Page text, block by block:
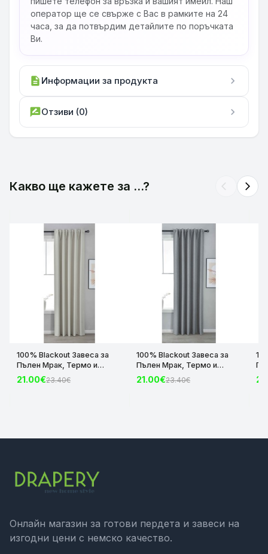
оператор ще се свърже с Вас в рамките на 24
часа, за да потвърдим детайлите по поръчката
Ви.
description Информации за продукта chevron_right
rate_reviewОтзиви (0) chevron_right
Какво ще кажете за ...? arrow_back_ios arrow_forward_ios
100% Blackout Завеса за
Пълен Мрак, Термо и
Шумоизолираща с коланче
цвят Крем, 175х140 и
21.00€23.40€
100% Blackout Завеса за
Пълен Мрак, Термо и
Шумоизолираща с коланче
цвят Сив, 175х140 и
21.00€23.40€
Онлайн магазин за готови пердета и завеси на
изгодни цени с немско качество.